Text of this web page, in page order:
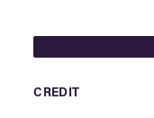
CREDIT